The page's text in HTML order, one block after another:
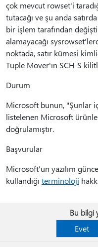
çok mevcut rowset'i
tutacağı ve şu anda
bir işlem tarafından
alamayacağı
noktada, satır kümesi
Tuple Mover'ın SCH-S
Durum
Microsoft bunun, "Şunlar
listelenen Microsoft
doğrulamıştır.
Başvurular
Microsoft'un yazılım
kullandığı terminoloji
Bu bilgi
Evet